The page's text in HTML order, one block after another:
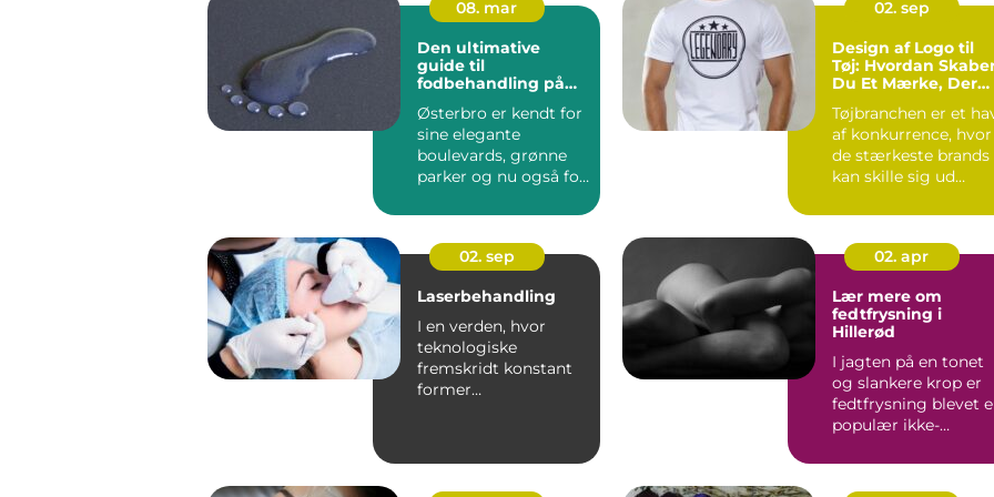
08. mar
Den ultimative
guide til
fodbehandling på
Østerbro er kendt for
sine elegante
boulevards, grønne
parker og nu også for
02. sep
Design af Logo til
Tøj: Hvordan
Du Et Mærke, Der
Tøjbranchen er et
af konkurrence, hvor
de stærkeste brands
kan skille sig ud
02. sep
Laserbehandling
I en verden, hvor
teknologiske
fremskridt konstant
former
02. apr
Lær mere om
fedtfrysning i
Hillerød
I jagten på en tonet
og slankere krop er
fedtfrysning blevet
populær ikke-
fo...